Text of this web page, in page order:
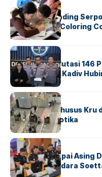
BERITAINDEX
Atria Hotel Gading
Lewat Family Coloring
Indonesia
BERITA
Mabes Polri Mutasi 146
Untung Jabat Kadiv
BANDARABERITA
Ketika Jalur Khusus Kru
Sindikat Narkotika
BANDARA BERITA
Kopilot Maskapai Asing
Ekstasi di Bandara